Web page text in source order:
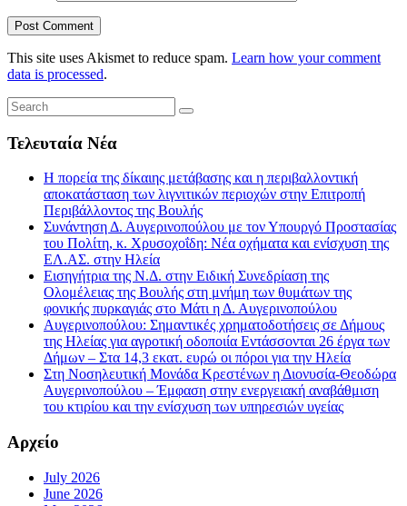
This site uses Akismet to reduce spam. Learn how your comment
data is processed.
Τελευταία Νέα
Η πορεία της δίκαιης μετάβασης και η περιβαλλοντική
αποκατάσταση των λιγνιτικών περιοχών στην Επιτροπή
Περιβάλλοντος της Βουλής
Συνάντηση Δ. Αυγερινοπούλου με τον Υπουργό Προστασίας
του Πολίτη, κ. Χρυσοχοΐδη: Νέα οχήματα και ενίσχυση της
ΕΛ.ΑΣ. στην Ηλεία
Εισηγήτρια της Ν.Δ. στην Ειδική Συνεδρίαση της
Ολομέλειας της Βουλής στη μνήμη των θυμάτων της
φονικής πυρκαγιάς στο Μάτι η Δ. Αυγερινοπούλου
Αυγερινοπούλου: Σημαντικές χρηματοδοτήσεις σε Δήμους
της Ηλείας για αγροτική οδοποιία Εντάσσονται 26 έργα των
Δήμων – Στα 14,3 εκατ. ευρώ οι πόροι για την Ηλεία
Στη Νοσηλευτική Μονάδα Κρεστένων η Διονυσία-Θεοδώρα
Αυγερινοπούλου – Έμφαση στην ενεργειακή αναβάθμιση
του κτιρίου και την ενίσχυση των υπηρεσιών υγείας
Αρχείο
July 2026
June 2026